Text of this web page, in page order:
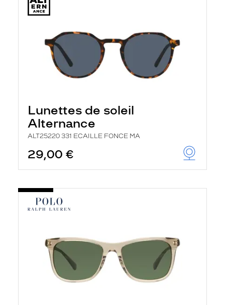
Lunettes de soleil
Alternance
ALT25220 331 ECAILLE FONCE MA
29,00 €